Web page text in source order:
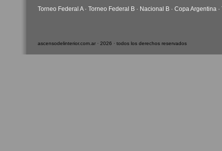
Torneo Federal A· Torneo Federal B · Nacional B · Copa Argentina ·
ascensodelinterior.com.ar · 2026 · todos los derechos reservados